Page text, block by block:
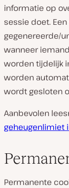
informatie op
sessie doet.
gegenereerde/
wanneer
worden tijdelijk
worden
wordt gesloten
Aanbevolen
geheugenlimiet
Permanente